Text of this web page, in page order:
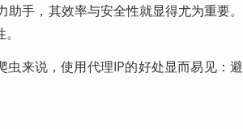
手，其效率与安全性就显得尤为重要。
来说，使用代理IP的好处显而易见：避